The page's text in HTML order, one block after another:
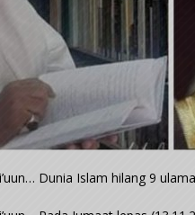
Dunia Islam hilang 9